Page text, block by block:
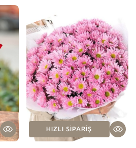
HIZLI SIPARIŞ